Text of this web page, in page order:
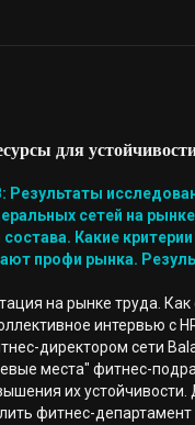
для
сетей на
состава. Какие
профи рынка.
на рынке труда. Как
интервью c
директором сети
места" фитнес-
их
фитнес-